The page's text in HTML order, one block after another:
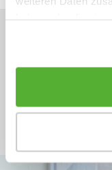
Sie haben
+49 (0)4244